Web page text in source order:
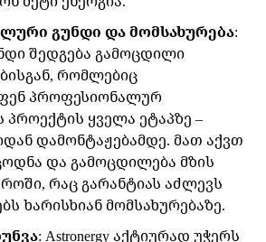
გუნდი და მომსახურება:
შედგება გამოცდილი
რომლებიც
პროფესიონალურ
პროექტის ყველა ეტაპზე –
დამონტაჟებამდე. მათ აქვთ
და გამოცდილება მზის
რაც გარანტიას აძლევს
ხარისხიან მომსახურებაზე.
: Astronergy აქტიურად უჭერს